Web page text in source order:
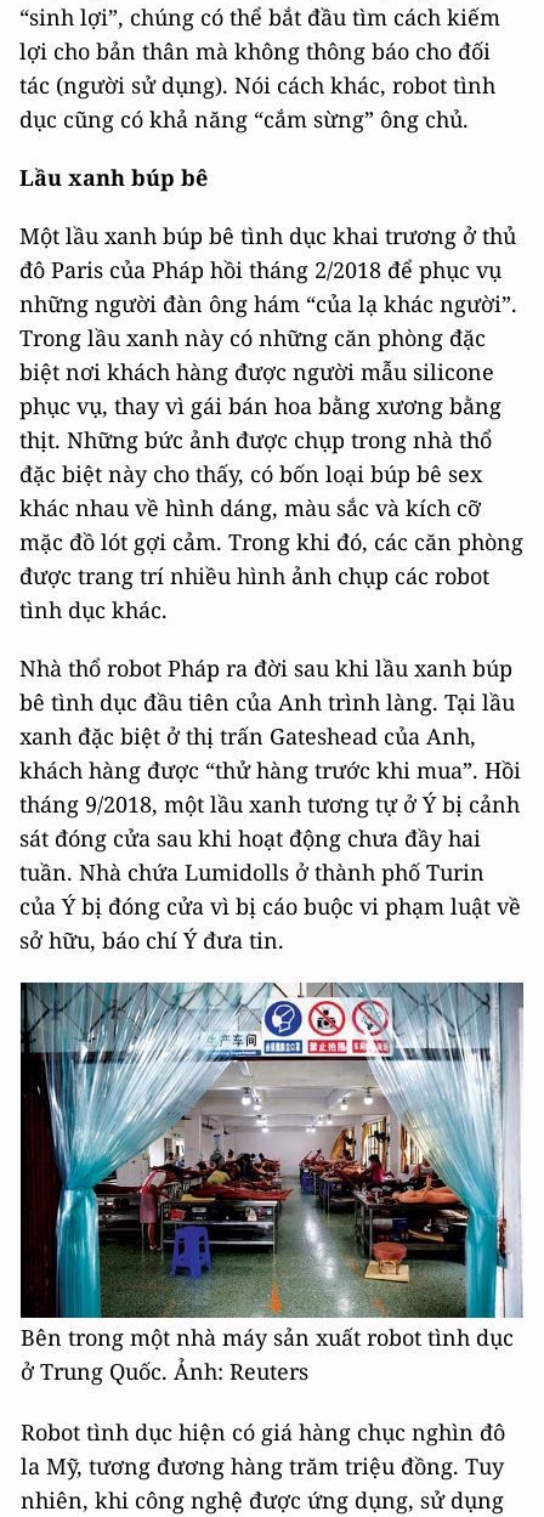
“sinh lợi”, chúng có thể bắt đầu tìm cách kiếm
lợi cho bản thân mà không thông báo cho đối
tác (người sử dụng). Nói cách khác, robot tình
dục cũng có khả năng “cắm sừng” ông chủ.
Lầu xanh búp bê
Một lầu xanh búp bê tình dục khai trương ở thủ
đô Paris của Pháp hồi tháng 2/2018 để phục vụ
những người đàn ông hám “của lạ khác người”.
Trong lầu xanh này có những căn phòng đặc
biệt nơi khách hàng được người mẫu silicone
phục vụ, thay vì gái bán hoa bằng xương bằng
thịt. Những bức ảnh được chụp trong nhà thổ
đặc biệt này cho thấy, có bốn loại búp bê sex
khác nhau về hình dáng, màu sắc và kích cỡ
mặc đồ lót gợi cảm. Trong khi đó, các căn phòng
được trang trí nhiều hình ảnh chụp các robot
tình dục khác.
Nhà thổ robot Pháp ra đời sau khi lầu xanh búp
bê tình dục đầu tiên của Anh trình làng. Tại lầu
xanh đặc biệt ở thị trấn Gateshead của Anh,
khách hàng được “thử hàng trước khi mua”. Hồi
tháng 9/2018, một lầu xanh tương tự ở Ý bị cảnh
sát đóng cửa sau khi hoạt động chưa đầy hai
tuần. Nhà chứa Lumidolls ở thành phố Turin
của Ý bị đóng cửa vì bị cáo buộc vi phạm luật về
sở hữu, báo chí Ý đưa tin.
Bên trong một nhà máy sản xuất robot tình dục
ở Trung Quốc. Ảnh: Reuters
Robot tình dục hiện có giá hàng chục nghìn đô
la Mỹ, tương đương hàng trăm triệu đồng. Tuy
nhiên, khi công nghệ được ứng dụng, sử dụng